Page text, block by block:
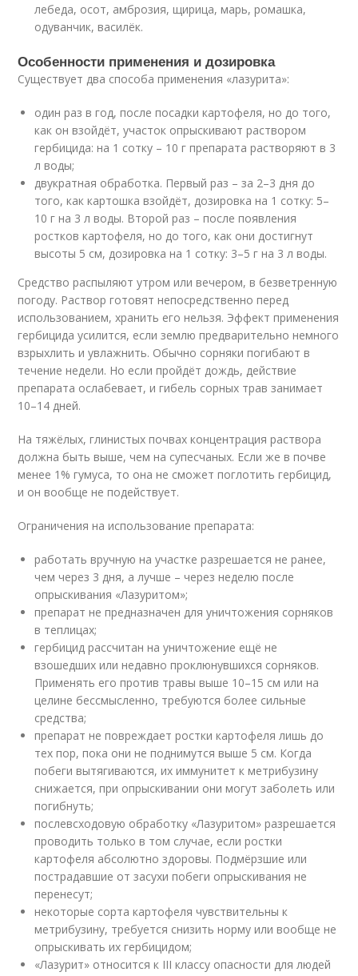
лебеда, осот, амброзия, щирица, марь, ромашка,
одуванчик, василёк.
Особенности применения и дозировка
Существует два способа применения «лазурита»:
один раз в год, после посадки картофеля, но до того,
как он взойдёт, участок опрыскивают раствором
гербицида: на 1 сотку – 10 г препарата растворяют в 3
л воды;
двукратная обработка. Первый раз – за 2–3 дня до
того, как картошка взойдёт, дозировка на 1 сотку: 5–
10 г на 3 л воды. Второй раз – после появления
ростков картофеля, но до того, как они достигнут
высоты 5 см, дозировка на 1 сотку: 3–5 г на 3 л воды.
Средство распыляют утром или вечером, в безветренную
погоду. Раствор готовят непосредственно перед
использованием, хранить его нельзя. Эффект применения
гербицида усилится, если землю предварительно немного
взрыхлить и увлажнить. Обычно сорняки погибают в
течение недели. Но если пройдёт дождь, действие
препарата ослабевает, и гибель сорных трав занимает
10–14 дней.
На тяжёлых, глинистых почвах концентрация раствора
должна быть выше, чем на супесчаных. Если же в почве
менее 1% гумуса, то она не сможет поглотить гербицид,
и он вообще не подействует.
Ограничения на использование препарата:
работать вручную на участке разрешается не ранее,
чем через 3 дня, а лучше – через неделю после
опрыскивания «Лазуритом»;
препарат не предназначен для уничтожения сорняков
в теплицах;
гербицид рассчитан на уничтожение ещё не
взошедших или недавно проклюнувшихся сорняков.
Применять его против травы выше 10–15 см или на
целине бессмысленно, требуются более сильные
средства;
препарат не повреждает ростки картофеля лишь до
тех пор, пока они не поднимутся выше 5 см. Когда
побеги вытягиваются, их иммунитет к метрибузину
снижается, при опрыскивании они могут заболеть или
погибнуть;
послевсходовую обработку «Лазуритом» разрешается
проводить только в том случае, если ростки
картофеля абсолютно здоровы. Подмёрзшие или
пострадавшие от засухи побеги опрыскивания не
перенесут;
некоторые сорта картофеля чувствительны к
метрибузину, требуется снизить норму или вообще не
опрыскивать их гербицидом;
«Лазурит» относится к III классу опасности для людей